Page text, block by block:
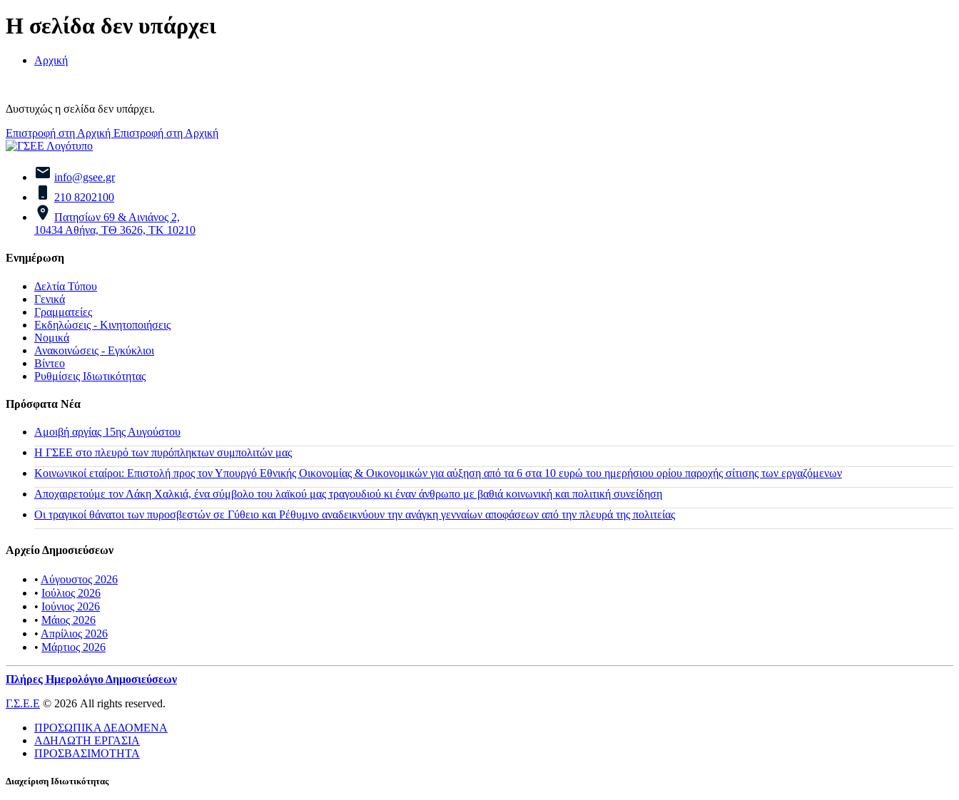
Η σελίδα δεν υπάρχει
Αρχική
Δυστυχώς η σελίδα δεν υπάρχει.
Επιστροφή στη Αρχική Επιστροφή στη Αρχική
info@gsee.gr
210 8202100
Πατησίων 69 & Αινιάνος 2,
10434 Αθήνα, ΤΘ 3626, ΤΚ 10210
Ενημέρωση
Δελτία Τύπου
Γενικά
Γραμματείες
Εκδηλώσεις - Κινητοποιήσεις
Νομικά
Ανακοινώσεις - Εγκύκλιοι
Βίντεο
Ρυθμίσεις Ιδιωτικότητας
Πρόσφατα Νέα
Αμοιβή αργίας 15ης Αυγούστου
H ΓΣΕΕ στο πλευρό των πυρόπληκτων συμπολιτών μας
Κοινωνικοί εταίροι: Επιστολή προς τον Υπουργό Εθνικής Οικονομίας & Οικονομικών για αύξηση από τα 6 στα 10 ευρώ του ημερήσιου ορίου παροχής σίτισης των εργαζόμενων
Αποχαιρετούμε τον Λάκη Χαλκιά, ένα σύμβολο του λαϊκού μας τραγουδιού κι έναν άνθρωπο με βαθιά κοινωνική και πολιτική συνείδηση
Οι τραγικοί θάνατοι των πυροσβεστών σε Γύθειο και Ρέθυμνο αναδεικνύουν την ανάγκη γενναίων αποφάσεων από την πλευρά της πολιτείας
Αρχείο Δημοσιεύσεων
• Αύγουστος 2026
• Ιούλιος 2026
• Ιούνιος 2026
• Μάιος 2026
• Απρίλιος 2026
• Μάρτιος 2026
Πλήρες Ημερολόγιο Δημοσιεύσεων
Γ.Σ.Ε.Ε © 2026 All rights reserved.
ΠΡΟΣΩΠΙΚΑ ΔΕΔΟΜΕΝΑ
ΑΔΗΛΩΤΗ ΕΡΓΑΣΙΑ
ΠΡΟΣΒΑΣΙΜΟΤΗΤΑ
Διαχείριση Ιδιωτικότητας